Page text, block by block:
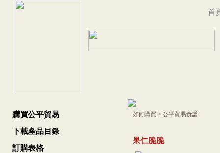
首
購買公平貿易
下載產品目錄
訂購表格
如何購買 > 公平貿易食譜
果仁脆脆